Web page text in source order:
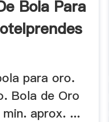
Bola Para
para oro.
Bola de Oro
aprox. ...